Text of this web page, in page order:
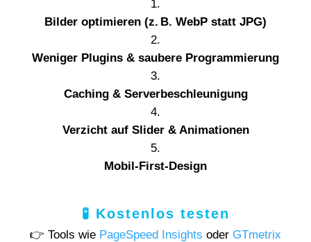
Bilder optimieren (z. B. WebP statt JPG)
Weniger Plugins & saubere Programmierung
Caching & Serverbeschleunigung
Verzicht auf Slider & Animationen
Mobil-First-Design
🧪 Kostenlos testen
👉 Tools wie PageSpeed Insights oder GTmetrix